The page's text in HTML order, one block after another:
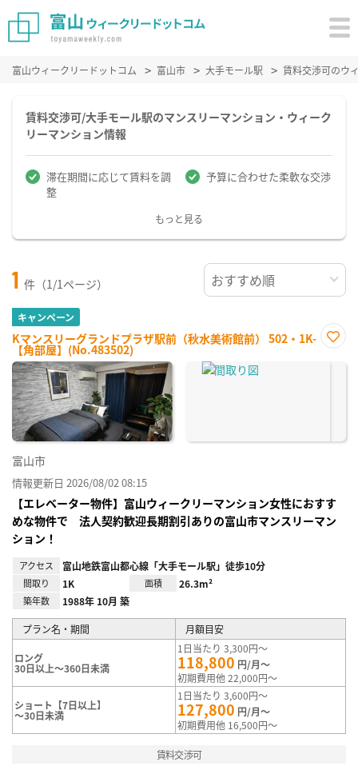
富山ウィークリードットコム 富山市 大手モール駅 賃料交渉可のウ
賃料交渉可/大手モール駅のマンスリーマンション・ウィーク
リーマンション情報
滞在期間に応じて賃料を調
整
予算に合わせた柔軟な交渉
もっと見る
1 件（1/1ページ）
キャンペーン
Kマンスリーグランドプラザ駅前（秋水美術館前） 502・1K-
【角部屋】(No.483502)
に入
富山市
情報更新日 2026/08/02 08:15
【エレベーター物件】富山ウィークリーマンション女性におすす
めな物件で 法人契約歓迎長期割引ありの富山市マンスリーマン
ション！
アクセス 富山地鉄富山都心線「大手モール駅」徒歩10分
間取り 1K 面積 26.3m²
築年数 1988年 10月 築
プラン名・期間 月額目安
ロング
30日以上～360日未満
1日当たり 3,300円～
118,800 円/月～
初期費用他 22,000円～
ショート【7日以上】
～30日未満
1日当たり 3,600円～
127,800 円/月～
初期費用他 16,500円～
賃料交渉可